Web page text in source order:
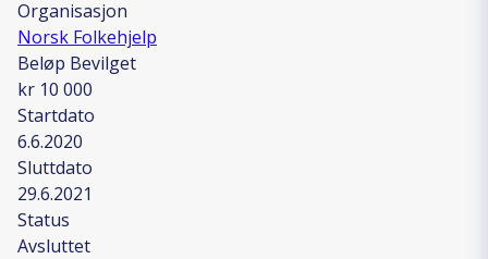
Organisasjon
Norsk Folkehjelp
Beløp Bevilget
kr 10 000
Startdato
6.6.2020
Sluttdato
29.6.2021
Status
Avsluttet